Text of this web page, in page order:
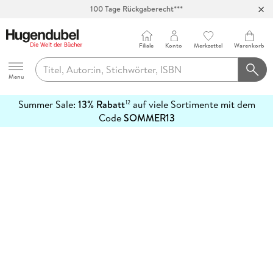
100 Tage Rückgaberecht***
Hugendubel
Menu
Filiale Konto Merkzettel Warenkorb
Summer Sale: 13% Rabatt12auf viele Sortimente mit dem
CodeSOMMER13
erfahren